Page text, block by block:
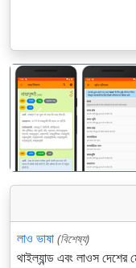
पिछला
লাও ভাষা (বিশেষ্য)
থাইল্যান্ড এবং লাওস দেশের